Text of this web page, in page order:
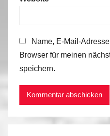
Name, E-Mail-
Browser für meinen
speichern.